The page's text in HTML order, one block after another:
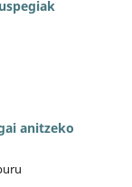
anitzeko